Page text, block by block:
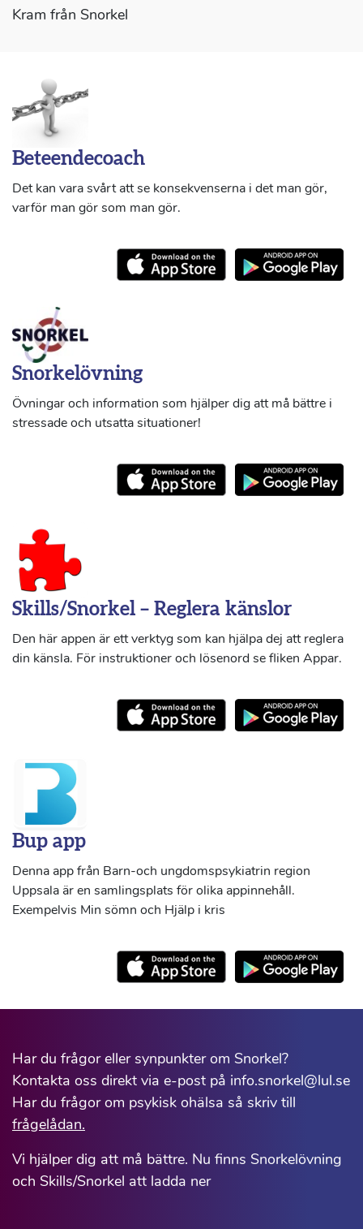
Kram från Snorkel
Beteendecoach
Det kan vara svårt att se konsekvenserna i det man gör,
varför man gör som man gör.
Snorkelövning
Övningar och information som hjälper dig att må bättre i
stressade och utsatta situationer!
Skills/Snorkel – Reglera känslor
Den här appen är ett verktyg som kan hjälpa dej att reglera
din känsla. För instruktioner och lösenord se fliken Appar.
Bup app
Denna app från Barn-och ungdomspsykiatrin region
Uppsala är en samlingsplats för olika appinnehåll.
Exempelvis Min sömn och Hjälp i kris
Har du frågor eller synpunkter om Snorkel?
Kontakta oss direkt via e-post på info.snorkel@lul.se
Har du frågor om psykisk ohälsa så skriv till
frågelådan.
Vi hjälper dig att må bättre. Nu finns Snorkelövning
och Skills/Snorkel att ladda ner